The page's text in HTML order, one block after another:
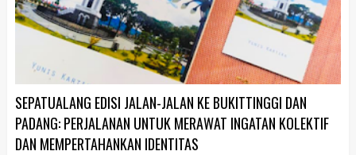
SEPATUALANG EDISI JALAN-JALAN KE BUKITTINGGI DAN
PADANG: PERJALANAN UNTUK MERAWAT INGATAN KOLEKTIF
DAN MEMPERTAHANKAN IDENTITAS